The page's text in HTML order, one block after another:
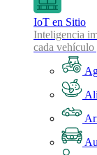
IoT en Sitio
Inteligencia
cada vehículo